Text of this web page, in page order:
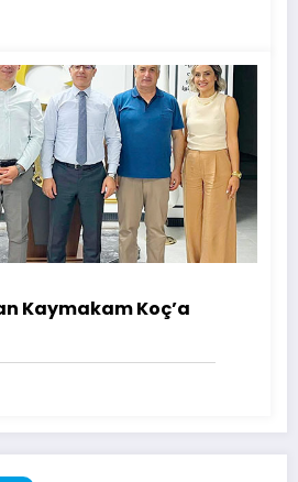
Kaymakam Koç’a